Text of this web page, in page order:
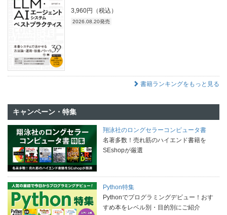
3,960円（税込）
2026.08.20発売
書籍ランキングをもっと見る
キャンペーン・特集
翔泳社のロングセラーコンピュータ書
名著多数！売れ筋のハイエンド書籍を
SEshopが厳選
Python特集
Pythonでプログラミングデビュー！おす
すめ本をレベル別・目的別にご紹介